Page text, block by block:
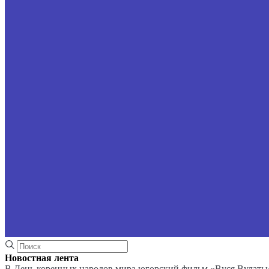
Новостная лента